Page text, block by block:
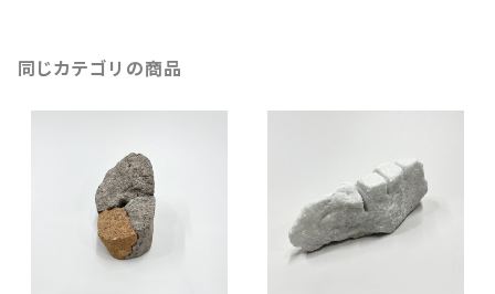
同じカテゴリの商品